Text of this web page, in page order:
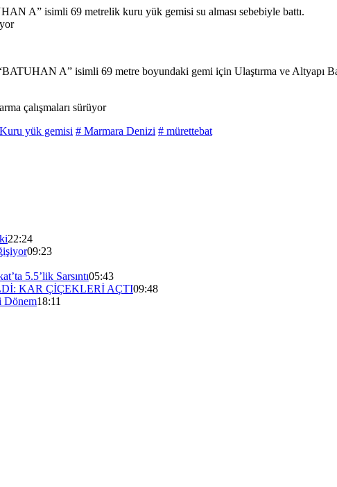
A” isimli 69 metrelik kuru yük gemisi su alması sebebiyle battı.
“BATUHAN A” isimli 69 metre boyundaki gemi için Ulaştırma ve
çalışmaları sürüyor
yük gemisi # Marmara Denizi # mürettebat
22:24
09:23
5.5’lik Sarsıntı05:43
KAR ÇİÇEKLERİ AÇTI09:48
Dönem18:11